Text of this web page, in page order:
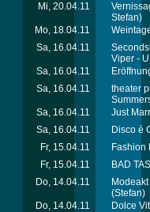
Mi, 20.04.11
Stefan)
Mo, 18.04.11
Sa, 16.04.11
Viper -
Sa, 16.04.11
Sa, 16.04.11
theater
Sa, 16.04.11
Just
Sa, 16.04.11
Disco é
Fr, 15.04.11
Fashion
Fr, 15.04.11
BAD
Do, 14.04.11
(Stefan)
Do, 14.04.11
Dolce